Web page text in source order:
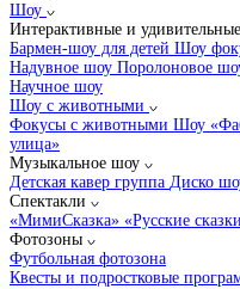
Шоу
Интерактивные и
Бармен-шоу для детей Шоу
Надувное шоу Поролоновое
Научное шоу
Шоу с животными
Фокусы с животными Шоу
улица»
Музыкальное шоу
Детская кавер группа Диско
Спектакли
«МимиСказка» «Русские
Фотозоны
Футбольная фотозона
Квесты и подростковые